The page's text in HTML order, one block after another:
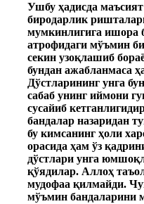
Ушбу ҳадисда
биродарлик
мумкинлигига ишора
атрофидаги мўъмин
секин узоқлашиб
бундан ажабланмаса
Дўстларининг унга
сабаб унинг иймони
сусайиб
бандалар назаридан
бу кимсанинг ҳоли
орасида ҳам ўз
дўстлари унга
қўядилар. Аллоҳ
мудофаа қилмайди.
мўъмин бандаларини